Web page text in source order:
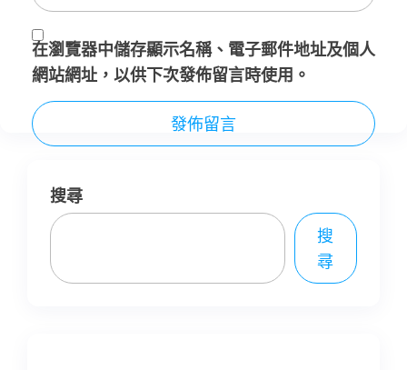
在瀏覽器中儲存顯示名稱、電子郵件地址及個人
網站網址，以供下次發佈留言時使用。
搜尋
搜
尋